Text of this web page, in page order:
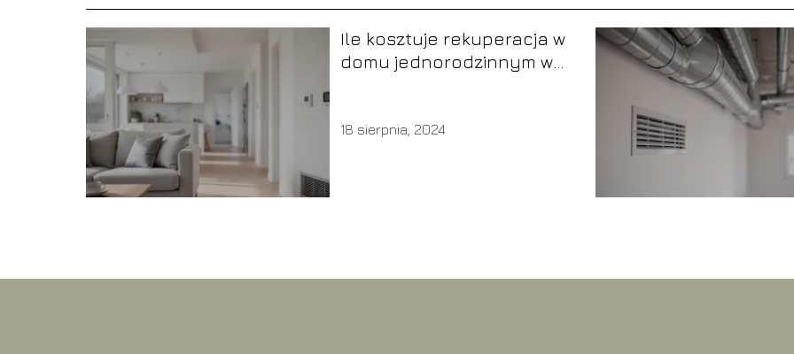
Ile kosztuje rekuperacja w
domu jednorodzinnym w
18 sierpnia, 2024